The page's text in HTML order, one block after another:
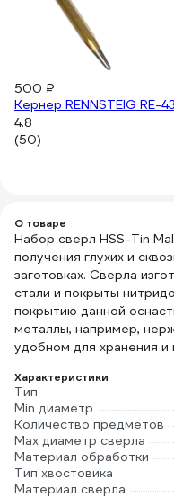
500 ₽
Кернер RENNSTEIG RE-
4.8
(50)
О товаре
Набор сверл HSS-Tin
получения глухих и
заготовках. Сверла
стали и покрыты
покрытию данной
металлы, например,
удобном для хранения и
Характеристики
Тип
Min диаметр
Количество предметов
Max диаметр сверла
Материал обработки
Тип хвостовика
Материал сверла